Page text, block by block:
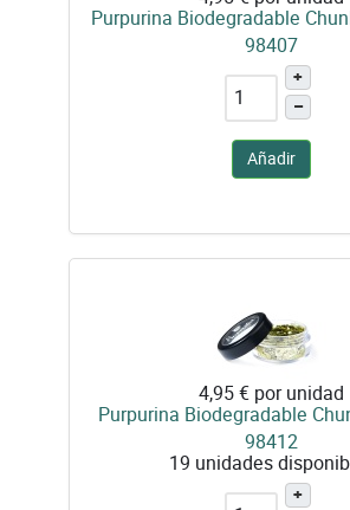
Purpurina Biodegradable
98407
+
–
Añadir
4,95 € por unidad
Purpurina Biodegradable
98412
19 unidades
+